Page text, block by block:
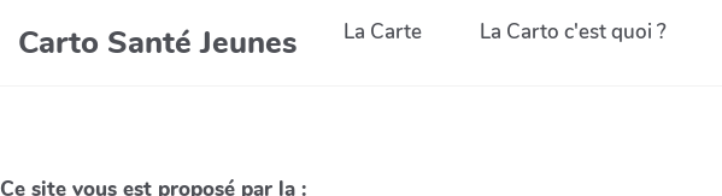
Carto Santé Jeunes La Carte La Carto c'est quoi ?
Ce site vous est proposé par la :